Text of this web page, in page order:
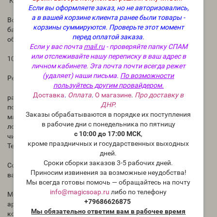
Если вы оформляете заказ, но не авторизовались,
а в вашей корзине клиента ранее были товары -
корзины суммируются. Проверьте этот момент
перед оплатой заказа.
Если у вас почта mail.ru- проверяйте папку СПАМ
или отслеживайте нашу переписку в ваш адрес в
личном кабинете. Эта почта почти всегда режет
(удаляет) наши письма. По возможности
пользуйтесь другим провайдером.
Доставка. Оплата.О магазине. Про доставку в
ДНР.
Заказы обрабатываются в порядке их поступления
в рабочие дни с понедельника по пятницу
с 10:00 до 17:00 МСК,
кроме праздничных и государственных выходных
дней.
Сроки сборки заказов 3-5 рабочих дней.
Приносим извинения за возможные неудобства!
Мы всегда готовы помочь — обращайтесь на почту
info@magicsoap.ru либо по телефону
+79686626875
Мы обязательно ответим вам в рабочее время
Восхитительный терпкий, древесный, пряный аромат с
базовой нотой мускуса и янтаря, сладко-волнующий,
обольстительный, манящий.
100% концентрация.
Рекомендации по использованию:
растительные и парафиновые воски – не более 10%;
попурри и благовония – не более 50%;
масла для ванны, мыло, гели для душа – не более 5%;
лосьоны и парфюмерия – не более 5%;
чистящие средства – не более 5%.
Температура кипения 72 °С.
Содержание ванилина – 4% (используйте стабилизатор
ванили)
Может использоваться в восковых свечах, духах,
ароматизации помещений, для смываемой и несмываемой
косметики для тела.